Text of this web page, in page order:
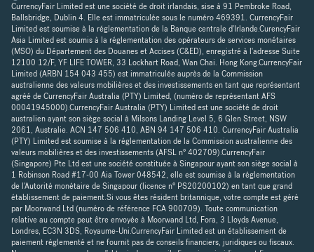
CurrencyFair Limited est une société de droit irlandais, sise à 91 Pembroke Road,
Ballsbridge, Dublin 4. Elle est immatriculée sous le numéro 469391. CurrencyFair
Limited est soumise à la réglementation de la Banque centrale d'Irlande.CurencyFair
Asia Limited est soumis à la réglementation des opérateurs de services monétaires
(MSO) du Département des Douanes et Accises (C&ED), enregistré à l'adresse Suite
12100 12/F, YF LIFE TOWER, 33 Lockhart Road, Wan Chai. Hong Kong.CurrencyFair
Limited (ARBN 154 043 455) est immatriculée auprès de la Commission
australienne des valeurs mobilières et des investissements en tant que représentant
agréé de CurrencyFair Australia (PTY) Limited, (numéro de représentant AFS
00041945000).CurrencyFair Australia (PTY) Limited est une société de droit
australien ayant son siège social à Milsons Landing Level 5, 6 Glen Street, NSW
2061, Australie. ACN 147 506 410, ABN 94 147 506 410. CurrencyFair Australia
(PTY) Limited est soumise à la réglementation de la Commission australienne des
valeurs mobilières et des investissements (AFSL n° 402709).CurrencyFair
(Singapore) Pte Ltd est une société constituée à Singapour ayant son siège social à
1 Robinson Road #17-00 Aia Tower 048542, elle est soumise à la réglementation
de l'Autorité monétaire de Singapour (licence n° PS20200102) en tant que grand
établissement de paiement.Si vous êtes résident britannique, votre compte est géré
par Moorwand Ltd (numéro de référence FCA 900709). Toute communication
relative au compte peut être envoyée à Moorwand Ltd, Fora, 3 Lloyds Avenue,
Londres, EC3N 3DS, Royaume-Uni.CurrencyFair Limited est un établissement de
paiement réglementé et ne fournit pas de conseils financiers, juridiques ou fiscaux.